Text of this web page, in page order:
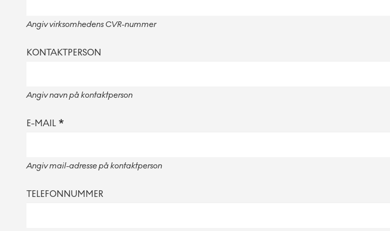
Angiv virksomhedens CVR-nummer
KONTAKTPERSON
Angiv navn på kontaktperson
E-MAIL
Angiv mail-adresse på kontaktperson
TELEFONNUMMER